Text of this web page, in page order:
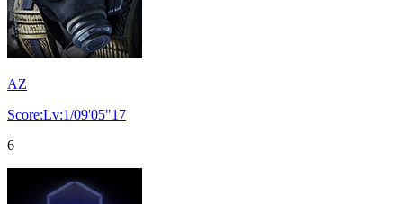
AZ
Score:Lv:1/09'05"17
6